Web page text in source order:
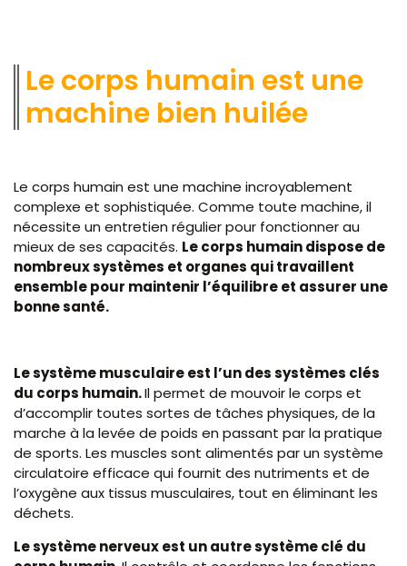
Le corps humain est une
machine bien huilée
Le corps humain est une machine incroyablement
complexe et sophistiquée. Comme toute machine, il
nécessite un entretien régulier pour fonctionner au
mieux de ses capacités. Le corps humain dispose de
nombreux systèmes et organes qui travaillent
ensemble pour maintenir l’équilibre et assurer une
bonne santé.
Le système musculaire est l’un des systèmes clés
du corps humain.Il permet de mouvoir le corps et
d’accomplir toutes sortes de tâches physiques, de la
marche à la levée de poids en passant par la pratique
de sports. Les muscles sont alimentés par un système
circulatoire efficace qui fournit des nutriments et de
l’oxygène aux tissus musculaires, tout en éliminant les
déchets.
Le système nerveux est un autre système clé du